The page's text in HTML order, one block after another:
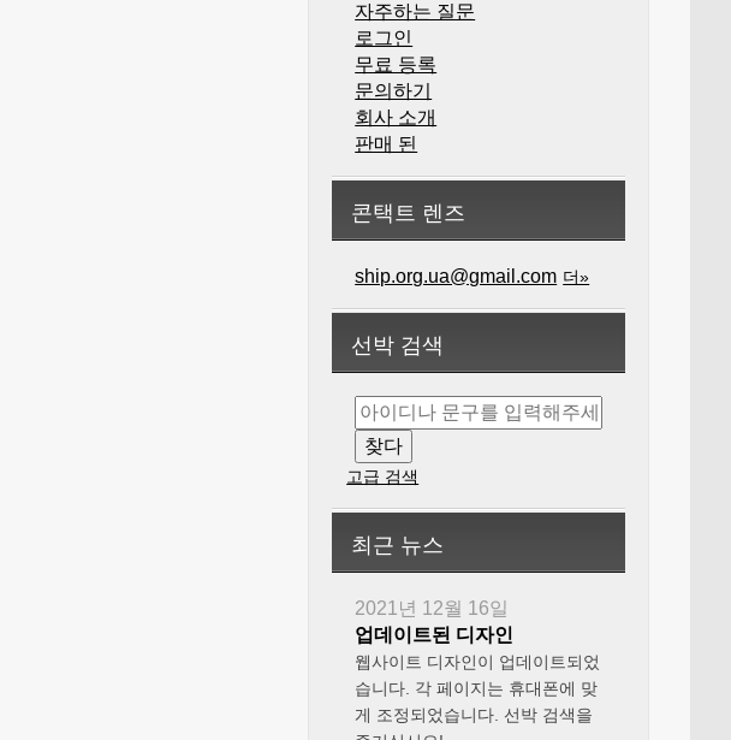
자주하는 질문
로그인
무료 등록
문의하기
회사 소개
판매 된
콘택트 렌즈
ship.org.ua@gmail.com 더»
선박 검색
고급 검색
최근 뉴스
2021년 12월 16일
업데이트된 디자인
웹사이트 디자인이 업데이트되었
습니다. 각 페이지는 휴대폰에 맞
게 조정되었습니다. 선박 검색을